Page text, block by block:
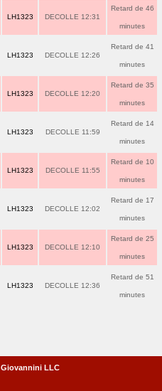
LH1323 DECOLLE 12:31
Retard de 46
minutes
LH1323 DECOLLE 12:26
Retard de 41
minutes
LH1323 DECOLLE 12:20
Retard de 35
minutes
LH1323 DECOLLE 11:59
Retard de 14
minutes
LH1323 DECOLLE 11:55
Retard de 10
minutes
LH1323 DECOLLE 12:02
Retard de 17
minutes
LH1323 DECOLLE 12:10
Retard de 25
minutes
LH1323 DECOLLE 12:36
Retard de 51
minutes
Giovannini LLC